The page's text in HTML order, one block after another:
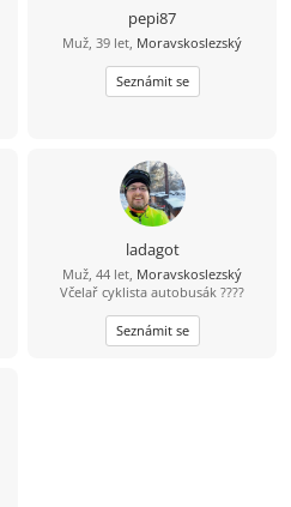
pepi87
Muž, 39 let, Moravskoslezský
Seznámit se
ladagot
Muž, 44 let, Moravskoslezský
Včelař cyklista autobusák ????
Seznámit se